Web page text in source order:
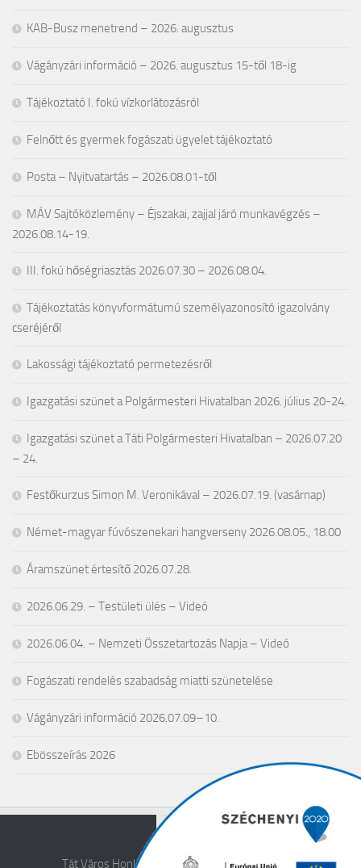
KAB-Busz menetrend – 2026. augusztus
Vágányzári információ – 2026. augusztus 15-től 18-ig
Tájékoztató I. fokú vízkorlátozásról
Felnőtt és gyermek fogászati ügyelet tájékoztató
Posta – Nyitvatartás – 2026.08.01-től
MÁV Sajtóközlemény – Éjszakai, zajjal járó munkavégzés –
2026.08.14-19.
III. fokú hőségriasztás 2026.07.30 – 2026.08.04.
Tájékoztatás könyvformátumú személyazonosító igazolvány
cseréjéről
Lakossági tájékoztató permetezésről
Igazgatási szünet a Polgármesteri Hivatalban 2026. július 20-24.
Igazgatási szünet a Táti Polgármesteri Hivatalban – 2026.07.20
– 24.
Festőkurzus Simon M. Veronikával – 2026.07.19. (vasárnap)
Német-magyar fúvószenekari hangverseny 2026.08.05., 18.00
Áramszünet értesítő 2026.07.28.
2026.06.29. – Testületi ülés – Videó
2026.06.04. – Nemzeti Összetartozás Napja – Videó
Fogászati rendelés szabadság miatti szünetelése
Vágányzári információ 2026.07.09–10.
Ebösszeírás 2026
Tát Város Honlapja © 2026. All Rights Reserved.